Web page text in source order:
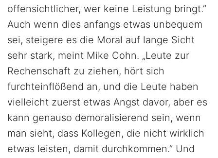
offensichtlicher, wer keine Leistung bringt.”
Auch wenn dies anfangs etwas unbequem
sei, steigere es die Moral auf lange Sicht
sehr stark, meint Mike Cohn. „Leute zur
Rechenschaft zu ziehen, hört sich
furchteinflößend an, und die Leute haben
vielleicht zuerst etwas Angst davor, aber es
kann genauso demoralisierend sein, wenn
man sieht, dass Kollegen, die nicht wirklich
etwas leisten, damit durchkommen.” Und